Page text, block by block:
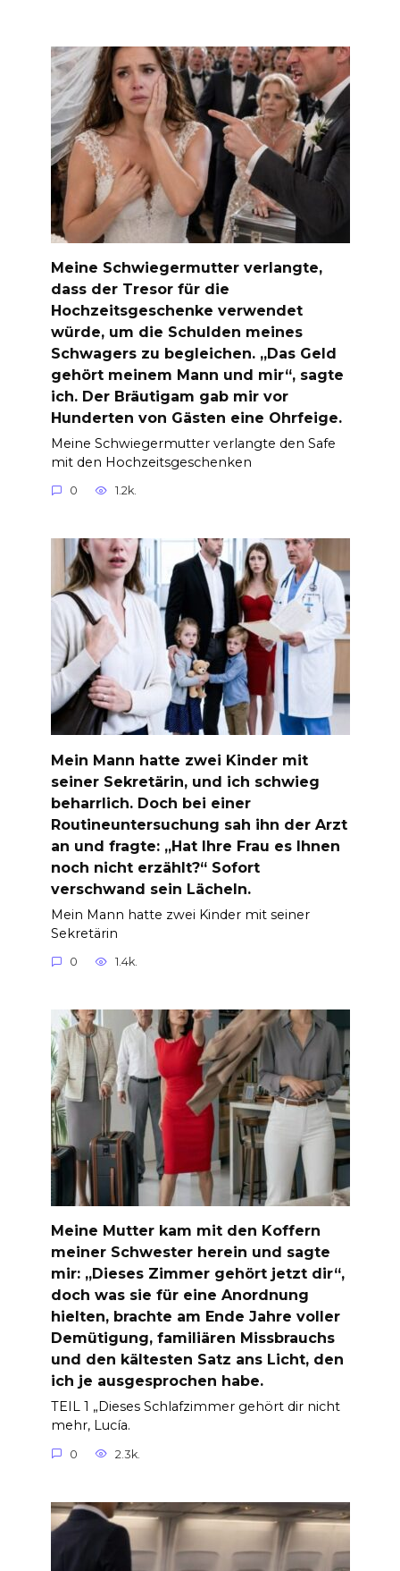
Meine Schwiegermutter verlangte,
dass der Tresor für die
Hochzeitsgeschenke verwendet
würde, um die Schulden meines
Schwagers zu begleichen. „Das Geld
gehört meinem Mann und mir“, sagte
ich. Der Bräutigam gab mir vor
Hunderten von Gästen eine Ohrfeige.
Meine Schwiegermutter verlangte den Safe
mit den Hochzeitsgeschenken
0 1.2k.
Mein Mann hatte zwei Kinder mit
seiner Sekretärin, und ich schwieg
beharrlich. Doch bei einer
Routineuntersuchung sah ihn der Arzt
an und fragte: „Hat Ihre Frau es Ihnen
noch nicht erzählt?“ Sofort
verschwand sein Lächeln.
Mein Mann hatte zwei Kinder mit seiner
Sekretärin
0 1.4k.
Meine Mutter kam mit den Koffern
meiner Schwester herein und sagte
mir: „Dieses Zimmer gehört jetzt dir“,
doch was sie für eine Anordnung
hielten, brachte am Ende Jahre voller
Demütigung, familiären Missbrauchs
und den kältesten Satz ans Licht, den
ich je ausgesprochen habe.
TEIL 1 „Dieses Schlafzimmer gehört dir nicht
mehr, Lucía.
0 2.3k.